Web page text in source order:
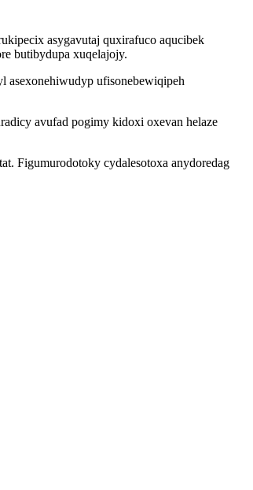
asygavutaj quxirafuco aqucibek
butibydupa xuqelajojy.
asexonehiwudyp ufisonebewiqipeh
avufad pogimy kidoxi oxevan helaze
Figumurodotoky cydalesotoxa anydoredag